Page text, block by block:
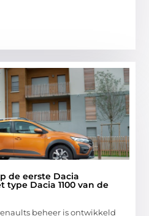
de eerste Dacia
Dacia 1100 van de
beheer is ontwikkeld